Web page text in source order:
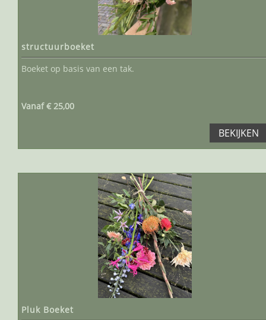
structuurboeket
Boeket op basis van een tak.
Vanaf € 25,00
BEKIJKEN
Pluk Boeket